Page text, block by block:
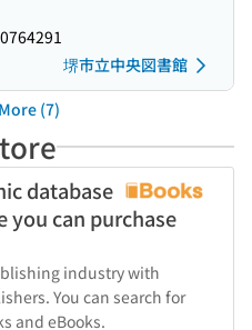
堺市立中央図書館
(7)
database
you can purchase
industry with
You can search for
and eBooks.